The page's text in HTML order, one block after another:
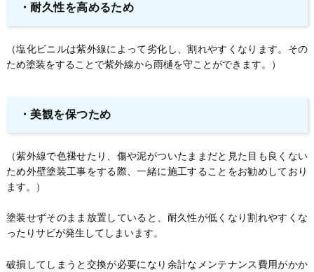
・耐久性を高めるため
（塩化ビニルは紫外線によって劣化し、割れやすくなります。その
ため塗装をすることで紫外線から雨樋を守ことができます。）
・ 美観を保つため
（紫外線で色褪せたり、傷や泥がついたままだと見た目も良くない
ため外壁塗装工事をする際、一緒に施工することをお勧めしており
ます。）
塗装せずそのまま放置していると、耐久性が低くなり割れやすくな
ったりサビが発生してしまいます。
破損してしまうと交換が必要になり余計なメンテナンス費用がかか